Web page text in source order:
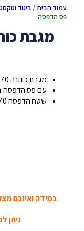
עמוד הבית/ביגוד
פס הדפסה
מגבת כותנה 130X70 סמ'
עם פס הדפסה
שטח הדפסה 10X70 סמ'
במידה ואינכם
ניתן